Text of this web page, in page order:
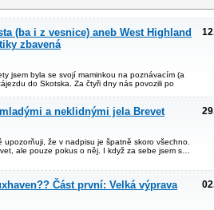
(ba i z vesnice) aneb West Highland
zbavená
jsem byla se svojí maminkou na poznávacím (a
do Skotska. Za čtyři dny nás povozili po
a neklidnými jela Brevet
upozorňuji, že v nadpisu je špatně skoro všechno.
ale pouze pokus o něj. I když za sebe jsem s…
Část první: Velká výprava